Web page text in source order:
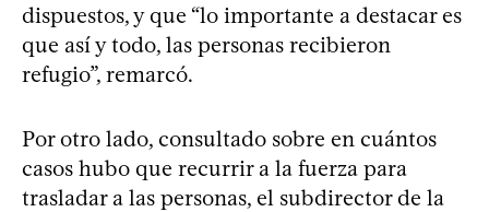
dispuestos, y que “lo importante a destacar es
que así y todo, las personas recibieron
refugio”, remarcó.
Por otro lado, consultado sobre en cuántos
casos hubo que recurrir a la fuerza para
trasladar a las personas, el subdirector de la